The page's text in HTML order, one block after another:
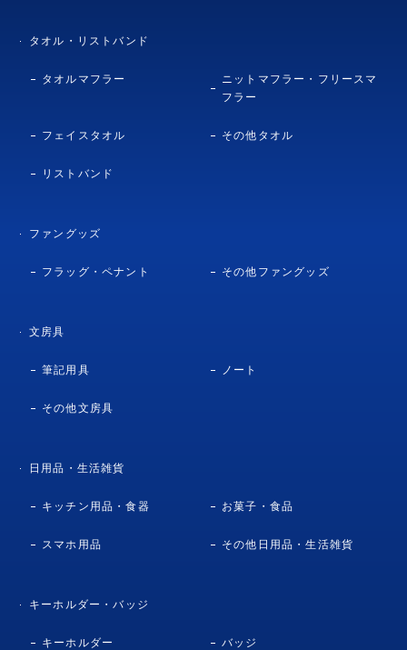
タオル・リストバンド
タオルマフラー
ニットマフラー・フリースマ
フラー
フェイスタオル その他タオル
リストバンド
ファングッズ
フラッグ・ペナント その他ファングッズ
文房具
筆記用具 ノート
その他文房具
日用品・生活雑貨
キッチン用品・食器 お菓子・食品
スマホ用品 その他日用品・生活雑貨
キーホルダー・バッジ
キーホルダー バッジ